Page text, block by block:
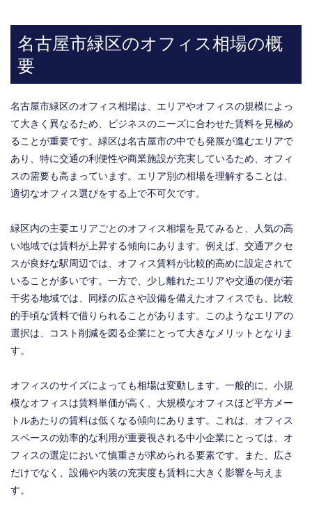
名古屋市緑区のオフィス相場の概
要
名古屋市緑区のオフィス相場は、エリアやオフィスの規模によっ
て大きく異なるため、ビジネスのニーズに合わせた賃料を見極め
ることが重要です。緑区は名古屋市の中でも発展が進むエリアで
あり、特に交通の利便性や商業施設が充実しているため、オフィ
スの需要も高まっています。エリア別の相場を理解することは、
適切なオフィス選びをする上で不可欠です。
緑区内の主要エリアごとのオフィス相場を見てみると、人気の高
い地域では賃料が上昇する傾向にあります。例えば、交通アクセ
スが良好な駅周辺では、オフィス賃料が比較的高めに設定されて
いることが多いです。一方で、少し離れたエリアや交通の便が若
干劣る地域では、同様の広さや設備を備えたオフィスでも、比較
的手頃な賃料で借りられることがあります。このようなエリアの
選択は、コスト削減を図る企業にとって大きなメリットとなりま
す。
オフィスのサイズによっても相場は変動します。一般的に、小規
模なオフィスは賃料単価が高く、大規模なオフィスほど平方メー
トルあたりの賃料は低くなる傾向にあります。これは、オフィス
スペースの効率的な利用が重要視される中小企業にとっては、オ
フィスの選定において慎重さが求められる要素です。また、広さ
だけでなく、設備や内装の充実度も賃料に大きく影響を与えま
す。